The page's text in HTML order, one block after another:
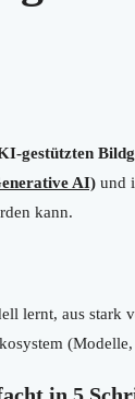
gestützten
AI) und
kann.
lernt, aus stark